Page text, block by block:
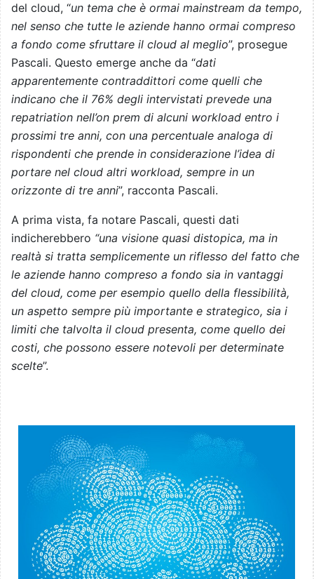
del cloud, “un tema che è ormai mainstream da tempo,
nel senso che tutte le aziende hanno ormai compreso
a fondo come sfruttare il cloud al meglio”, prosegue
Pascali. Questo emerge anche da “dati
apparentemente contraddittori come quelli che
indicano che il 76% degli intervistati prevede una
repatriation nell’on prem di alcuni workload entro i
prossimi tre anni, con una percentuale analoga di
rispondenti che prende in considerazione l’idea di
portare nel cloud altri workload, sempre in un
orizzonte di tre anni”, racconta Pascali.
A prima vista, fa notare Pascali, questi dati
indicherebbero “una visione quasi distopica, ma in
realtà si tratta semplicemente un riflesso del fatto che
le aziende hanno compreso a fondo sia in vantaggi
del cloud, come per esempio quello della flessibilità,
un aspetto sempre più importante e strategico, sia i
limiti che talvolta il cloud presenta, come quello dei
costi, che possono essere notevoli per determinate
scelte”.